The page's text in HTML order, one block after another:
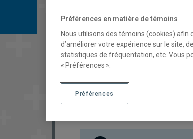
COURS//
Description
Préférences en matière de témoins
Nous utilisons des témoins (cookies)
d’améliorer votre expérience sur le site,
statistiques de fréquentation, etc. Vous
« Préférences ».
Préférences